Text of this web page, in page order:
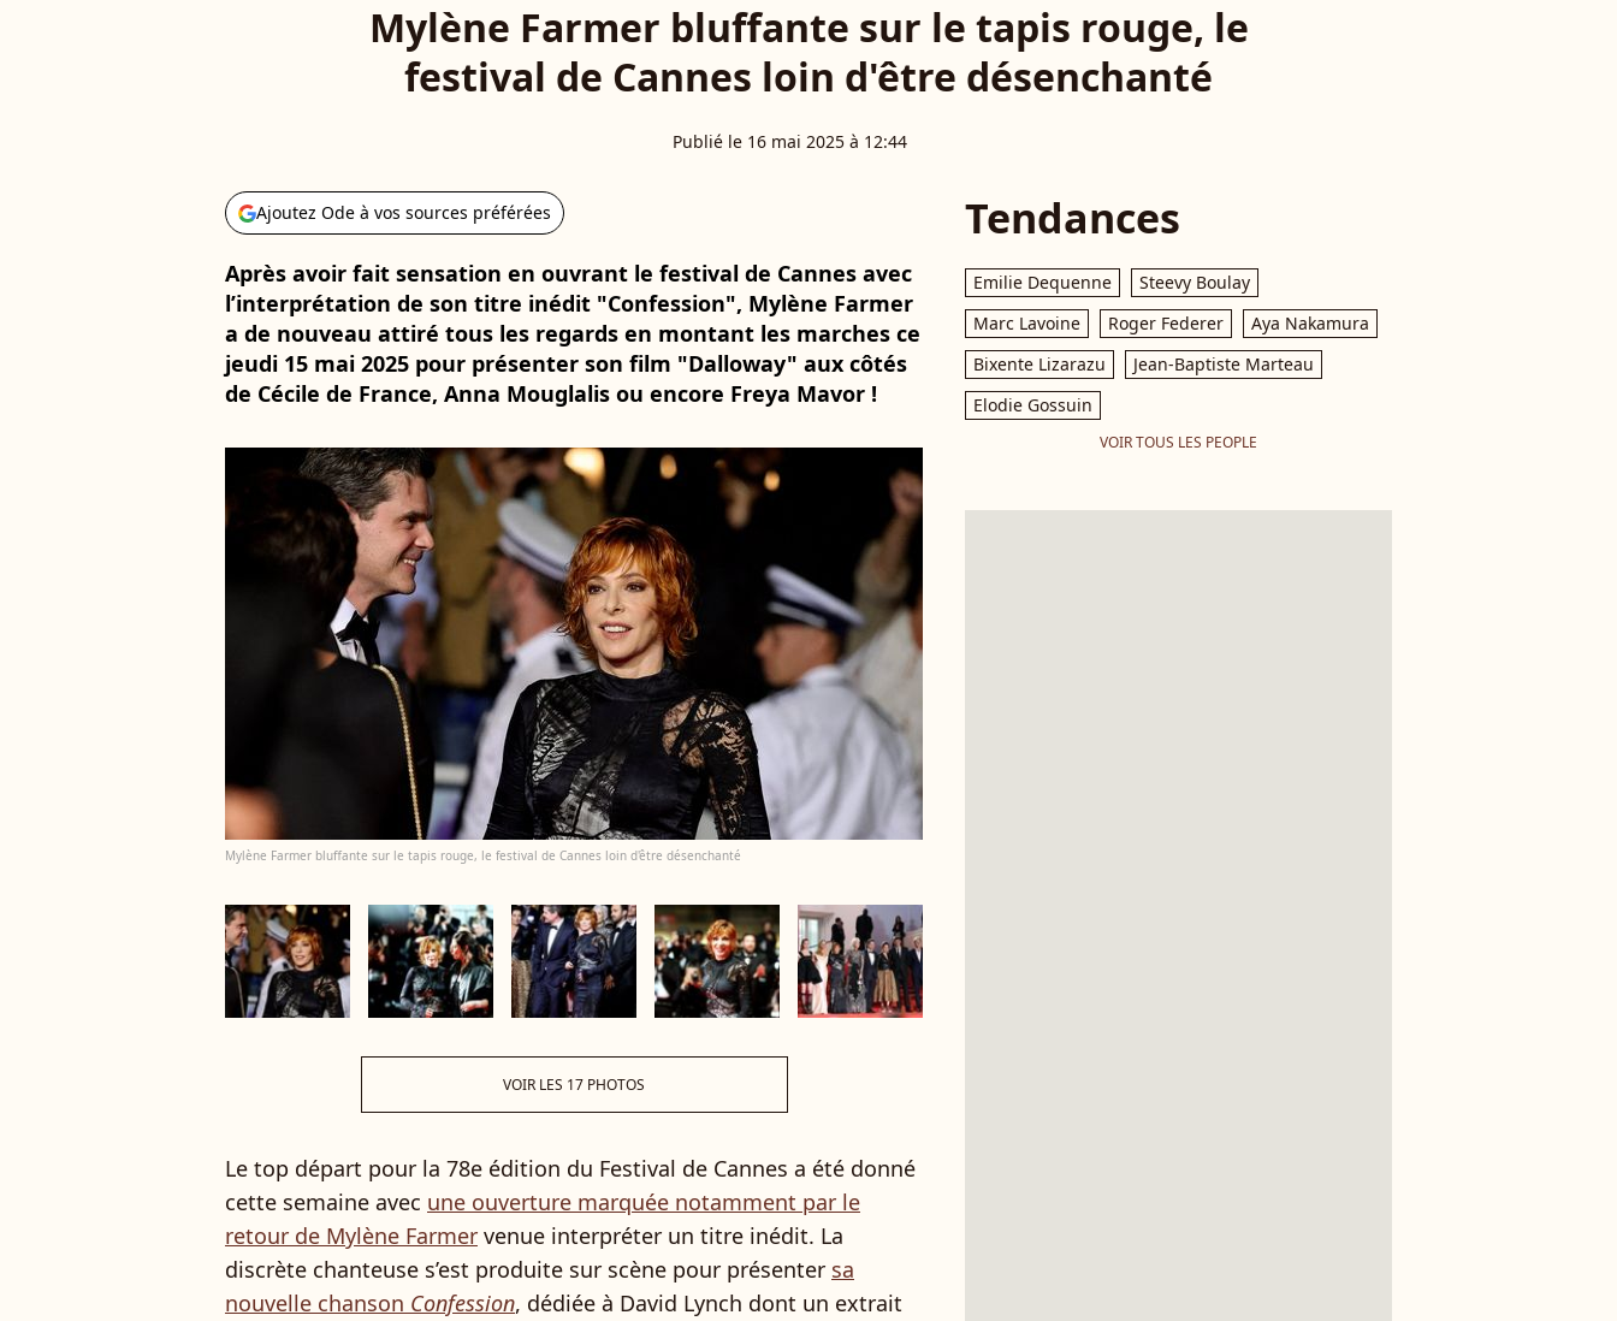
Mylène Farmer bluffante sur le tapis rouge, le
festival de Cannes loin d'être désenchanté
Publié le 16 mai 2025 à 12:44
Ajoutez Ode à vos sources préférées
Après avoir fait sensation en ouvrant le festival de Cannes avec
l’interprétation de son titre inédit "Confession", Mylène Farmer
a de nouveau attiré tous les regards en montant les marches ce
jeudi 15 mai 2025 pour présenter son film "Dalloway" aux côtés
de Cécile de France, Anna Mouglalis ou encore Freya Mavor !
Mylène Farmer bluffante sur le tapis rouge, le festival de Cannes loin d'être désenchanté
VOIR LES 17 PHOTOS
Le top départ pour la 78e édition du Festival de Cannes a été donné
cette semaine avec une ouverture marquée notamment par le
retour de Mylène Farmer venue interpréter un titre inédit. La
discrète chanteuse s’est produite sur scène pour présenter sa
nouvelle chanson Confession, dédiée à David Lynch dont un extrait
Tendances
Emilie Dequenne
Steevy Boulay
Marc Lavoine
Roger Federer
Aya Nakamura
Bixente Lizarazu
Jean-Baptiste Marteau
Elodie Gossuin
VOIR TOUS LES PEOPLE